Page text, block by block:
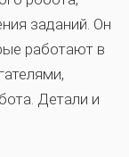
заданий. Он
работают в
Детали и